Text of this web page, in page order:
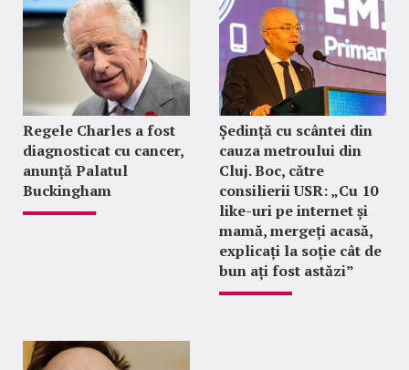
Regele Charles a fost
diagnosticat cu cancer,
anunță Palatul
Buckingham
Ședință cu scântei din
cauza metroului din
Cluj. Boc, către
consilierii USR: „Cu 10
like-uri pe internet și
mamă, mergeți acasă,
explicați la soție cât de
bun ați fost astăzi”